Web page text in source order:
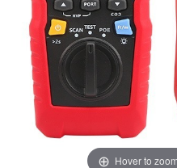
Hover to zoom